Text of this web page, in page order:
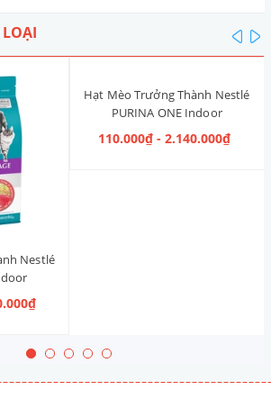
Nestlé
Tuna [Vị
Hạt Mèo Trưởng Thành Nestlé
PURINA ONE Indoor
Advantage [Vị Gà]
110.000₫ - 2.140.000₫